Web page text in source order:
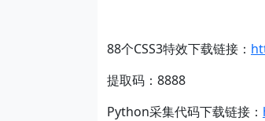
88个CSS3特效下载链接：
提取码：8888
Python采集代码下载链接：